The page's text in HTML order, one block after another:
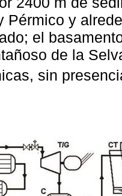
Pérmico y
el
de la
sin